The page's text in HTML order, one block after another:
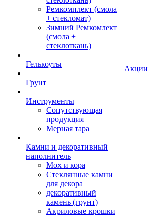
Ремкомплект (смола
+ стекломат)
Зимний Ремкомлект
(смола +
стеклоткань)
Гелькоуты
Грунт
Инструменты
Сопутствующая
продукция
Мерная тара
Камни и декоративный
наполнитель
Мох и кора
Стеклянные камни
для декора
декоративный
камень (грунт)
Акриловые крошки
Акции